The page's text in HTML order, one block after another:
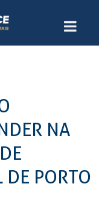
NA
PORTO